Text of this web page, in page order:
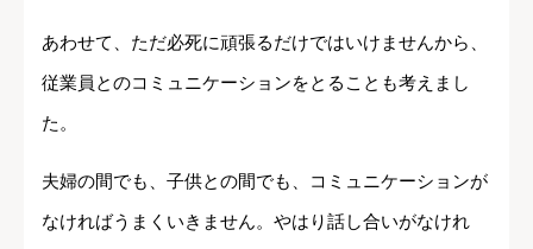
あわせて、ただ必死に頑張るだけではいけませんから、
従業員とのコミュニケーションをとることも考えまし
た。
夫婦の間でも、子供との間でも、コミュニケーションが
なければうまくいきません。やはり話し合いがなけれ